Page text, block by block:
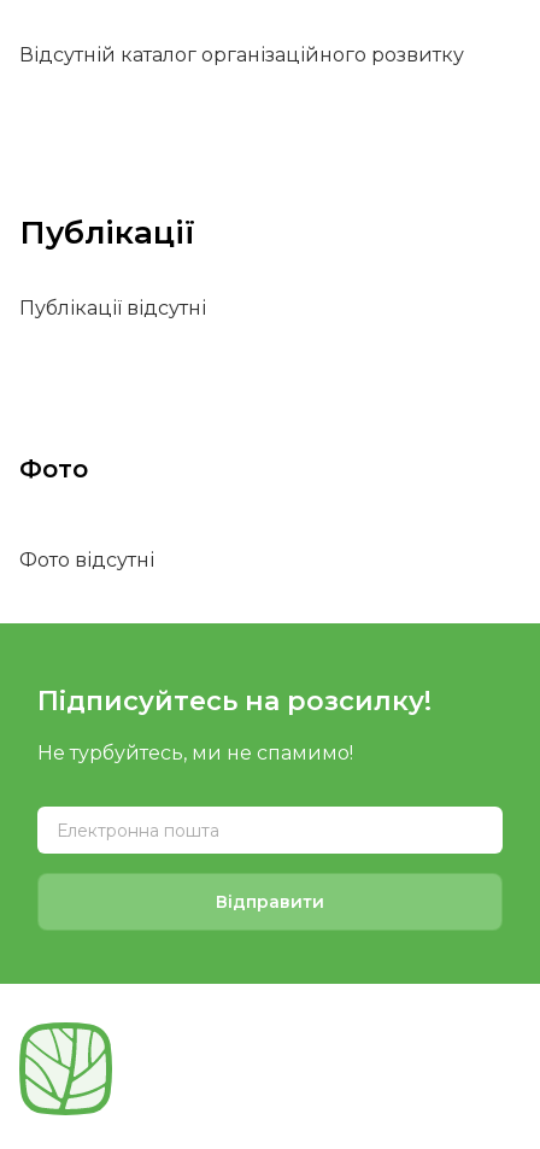
Відсутній каталог організаційного розвитку
Публікації
Публікації відсутні
Фото
Фото відсутні
Підписуйтесь на розсилку!
Не турбуйтесь, ми не спамимо!
Відправити